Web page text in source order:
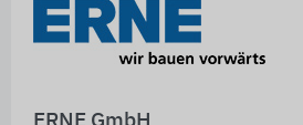
Schnelleinstiege